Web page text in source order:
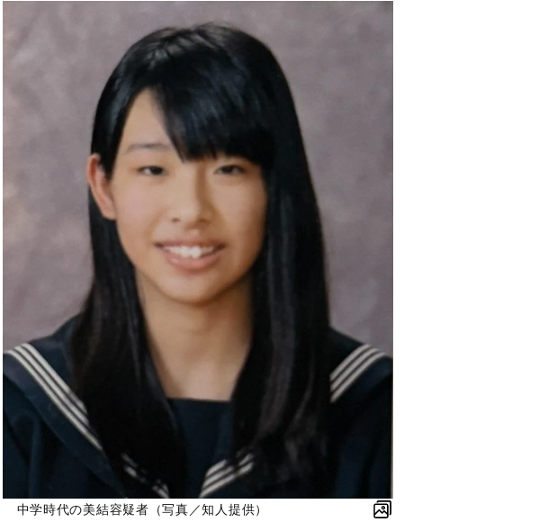
中学時代の美結容疑者（写真／知人提供）